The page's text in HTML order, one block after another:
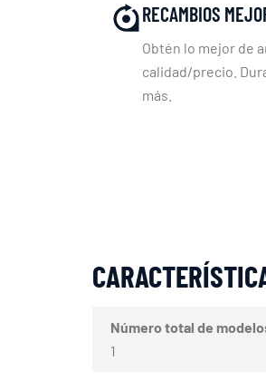
RECAMBIOS
Obtén lo mejor de
calidad/precio.
más.
Número total de
1